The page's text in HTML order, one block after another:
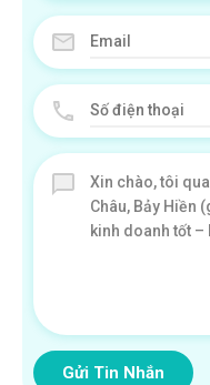
Gửi Tin Nhắn